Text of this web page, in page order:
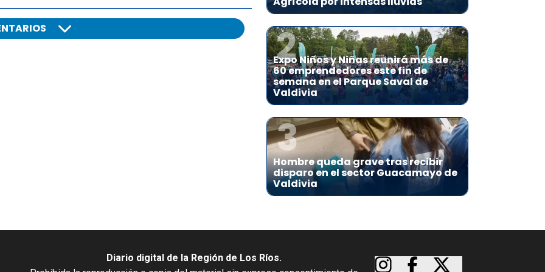
2
Expo Niños y Niñas reunirá más de
60 emprendedores este fin de
semana en el Parque Saval de
Valdivia
3
Hombre queda grave tras recibir
disparo en el sector Guacamayo de
Valdivia
Diario digital de la Región de Los Ríos.